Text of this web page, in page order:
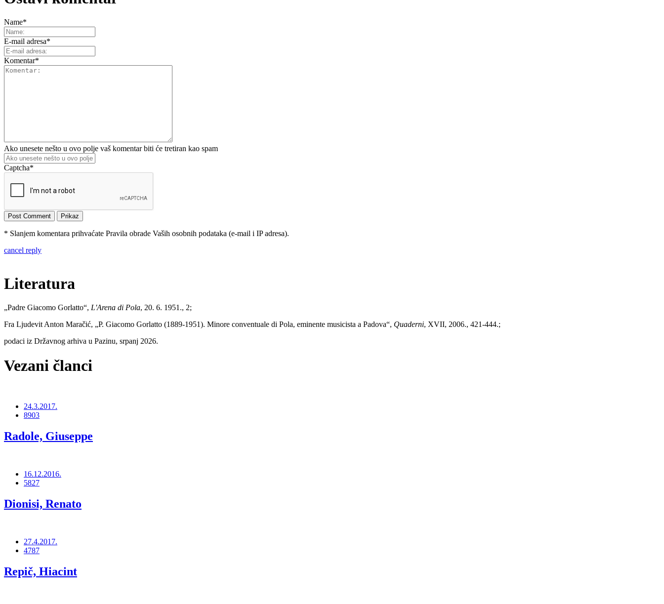
Name*
E-mail adresa*
Komentar*
Ako unesete nešto u ovo polje vaš komentar biti će tretiran kao spam
Captcha*
* Slanjem komentara prihvaćate Pravila obrade Vaših osobnih podataka (e-mail i IP adresa).
cancel reply
Literatura
„Padre Giacomo Gorlatto“, L'Arena di Pola, 20. 6. 1951., 2;
Fra Ljudevit Anton Maračić, „P. Giacomo Gorlatto (1889-1951). Minore conventuale di Pola, eminente musicista a Padova“, Quaderni, XVII, 2006., 421-444.;
podaci iz Državnog arhiva u Pazinu, srpanj 2026.
Vezani članci
24.3.2017.
8903
Radole, Giuseppe
16.12.2016.
5827
Dionisi, Renato
27.4.2017.
4787
Repič, Hiacint